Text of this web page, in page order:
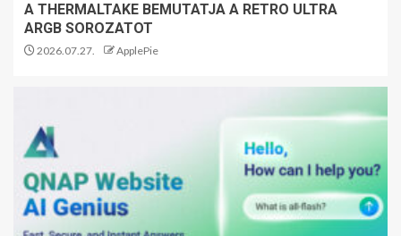
A THERMALTAKE BEMUTATJA A RETRO ULTRA
ARGB SOROZATOT
2026.07.27. ApplePie